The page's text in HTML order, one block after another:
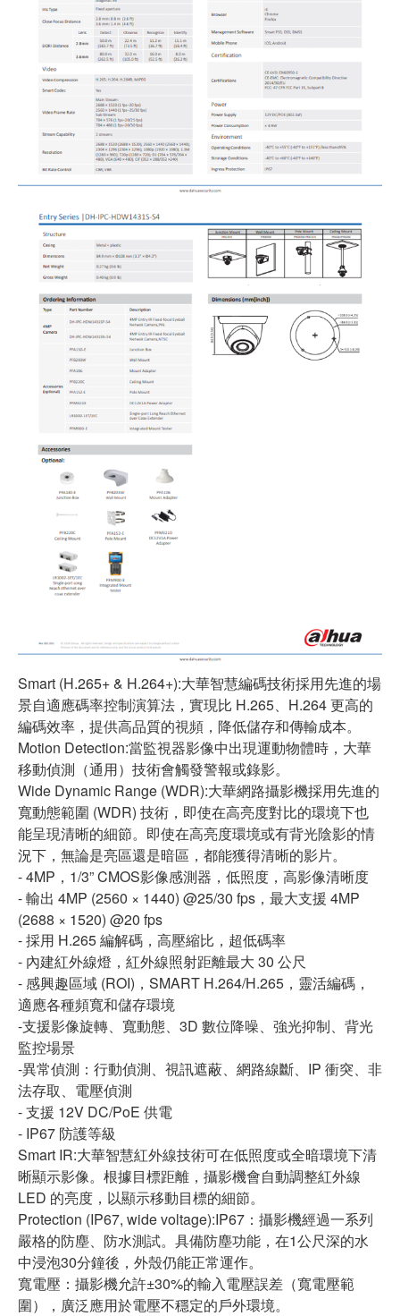
Smart (H.265+ & H.264+):大華智慧編碼技術採用先進的場
景自適應碼率控制演算法，實現比 H.265、H.264 更高的
編碼效率，提供高品質的視頻，降低儲存和傳輸成本。
Motion Detection:當監視器影像中出現運動物體時，大華
移動偵測（通用）技術會觸發警報或錄影。
Wide Dynamic Range (WDR):大華網路攝影機採用先進的
寬動態範圍 (WDR) 技術，即使在高亮度對比的環境下也
能呈現清晰的細節。即使在高亮度環境或有背光陰影的情
況下，無論是亮區還是暗區，都能獲得清晰的影片。
- 4MP，1/3” CMOS影像感測器，低照度，高影像清晰度
- 輸出 4MP (2560 × 1440) @25/30 fps，最大支援 4MP
(2688 × 1520) @20 fps
- 採用 H.265 編解碼，高壓縮比，超低碼率
- 內建紅外線燈，紅外線照射距離最大 30 公尺
- 感興趣區域 (ROI)，SMART H.264/H.265，靈活編碼，
適應各種頻寬和儲存環境
-支援影像旋轉、寬動態、3D 數位降噪、強光抑制、背光
監控場景
-異常偵測：行動偵測、視訊遮蔽、網路線斷、IP 衝突、非
法存取、電壓偵測
- 支援 12V DC/PoE 供電
- IP67 防護等級
Smart IR:大華智慧紅外線技術可在低照度或全暗環境下清
晰顯示影像。根據目標距離，攝影機會自動調整紅外線
LED 的亮度，以顯示移動目標的細節。
Protection (IP67, wide voltage):IP67：攝影機經過一系列
嚴格的防塵、防水測試。具備防塵功能，在1公尺深的水
中浸泡30分鐘後，外殼仍能正常運作。
寬電壓：攝影機允許±30%的輸入電壓誤差（寬電壓範
圍），廣泛應用於電壓不穩定的戶外環境。